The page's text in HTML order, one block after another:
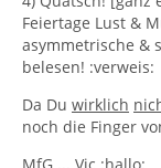
Feiertage Lust &
asymmetrische &
belesen! :verweis:
Da Du wirklich
noch die Finger